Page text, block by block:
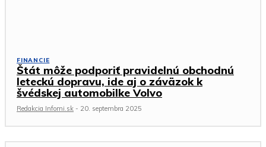
FINANCIE
Štát môže podporiť pravidelnú obchodnú
leteckú dopravu, ide aj o záväzok k
švédskej automobilke Volvo
Redakcia Infomi.sk - 20. septembra 2025